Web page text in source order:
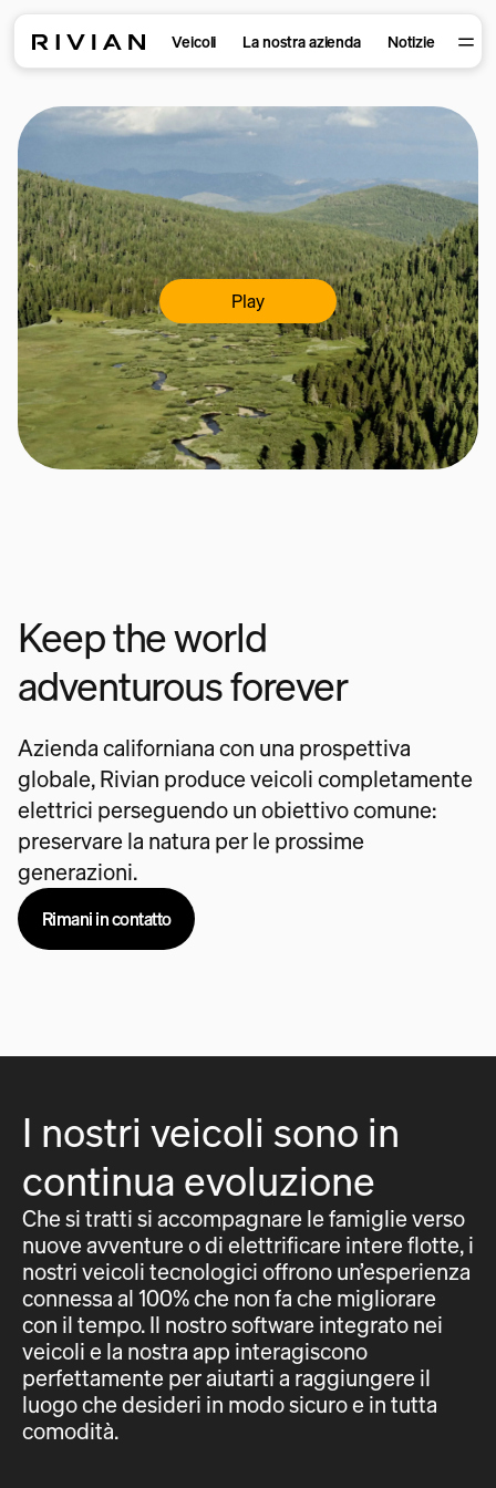
Veicoli La nostra azienda Notizie
Play
Keep the world
adventurous forever
Azienda californiana con una prospettiva
globale, Rivian produce veicoli completamente
elettrici perseguendo un obiettivo comune:
preservare la natura per le prossime
generazioni.
Rimani in contatto
I nostri veicoli sono in
continua evoluzione
Che si tratti si accompagnare le famiglie verso
nuove avventure o di elettrificare intere flotte, i
nostri veicoli tecnologici offrono un’esperienza
connessa al 100% che non fa che migliorare
con il tempo. Il nostro software integrato nei
veicoli e la nostra app interagiscono
perfettamente per aiutarti a raggiungere il
luogo che desideri in modo sicuro e in tutta
comodità.